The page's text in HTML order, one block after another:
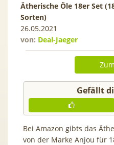
Ätherische Öle 18er Set
Sorten)
26.05.2021
von: Deal-Jaeger
Gefällt
Bei Amazon gibts das
von der Marke Anjou für